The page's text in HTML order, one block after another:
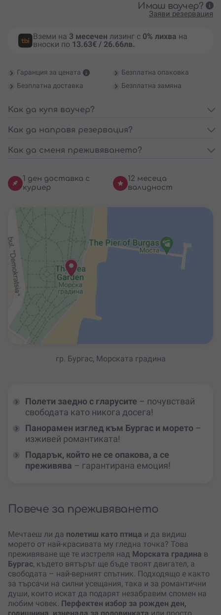
Имаш ваучер?
Заяви резервация
Вземи на 3 месечен лизинг с 0% лихва на
вноски по 13.63€ / 26.66лв.
Гаранция за цената
Безплатна опаковка
Безплатна доставка
Безплатна замяна
Как да купя ваучер?
Как да направя резервация?
Как да сменя преживяването?
1 ден доставка с
куриер
12 месеца
валидност
гр. Бургас, Морската градина
Полети заедно с гларусите – почувствай
свободата като никога досега!
Панорамен изглед към Бургас и морето –
изживей романтиката!
Подарък, който не се опакова, а се
преживява – гарантирана емоция!
Повече за преживяването
Мечтаеш ли да полетиш като птица и да видиш
морето от най-красивата му гледна точка? Това
преживяване ще те изстреля над Морската градина в
Бургас, където вятърът ще бъде твоят двигател, а
свободата – най-верният спътник. Подходящо е както
за търсачи на силни усещания, така и за романтични
души, които искат да подарят незабравим спомен на
любим човек. Перфектен избор за рожден ден,